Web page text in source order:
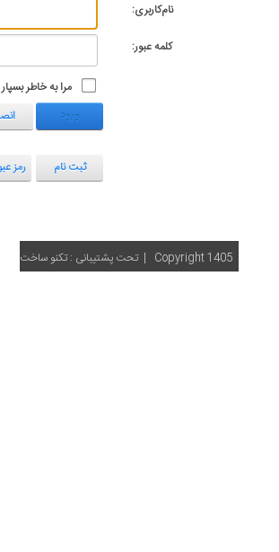
نام‌کاربری:
کلمه عبور:
مرا به خاطر بسپار
ورود
ثبت نام رمز
Copyright 1405 | تحت پشتیبانی : تکنو ساخت